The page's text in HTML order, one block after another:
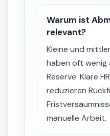
Warum ist
relevant?
Kleine und
haben oft wenig
Reserve. Klare
reduzieren
manuelle Arbeit.